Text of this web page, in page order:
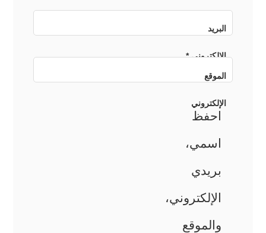
البريد
الإلكتروني*
الموقع
الإلكتروني
احفظ
اسمي،
بريدي
الإلكتروني،
والموقع